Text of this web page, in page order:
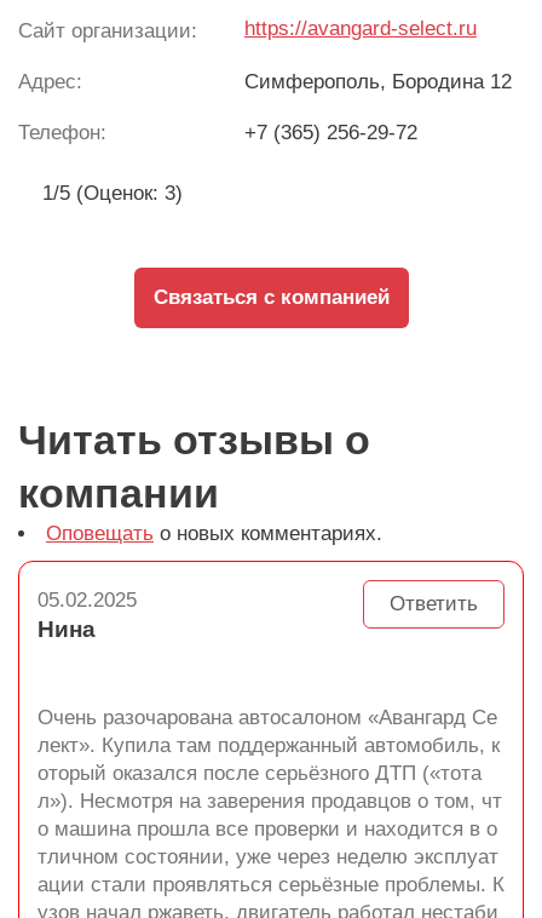
Сайт организации: https://avangard-select.ru
Адрес: Симферополь, Бородина 12
Телефон: +7 (365) 256-29-72
1/5 (Оценок: 3)
Связаться с компанией
Читать отзывы о
компании
Оповещать о новых комментариях.
Ответить
05.02.2025
Нина
Очень разочарована автосалоном «Авангард Се
лект». Купила там поддержанный автомобиль, к
оторый оказался после серьёзного ДТП («тота
л»). Несмотря на заверения продавцов о том, чт
о машина прошла все проверки и находится в о
тличном состоянии, уже через неделю эксплуат
ации стали проявляться серьёзные проблемы. К
узов начал ржаветь, двигатель работал нестаби